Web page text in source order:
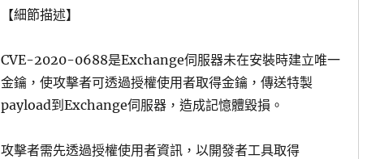
【細節描述】
CVE-2020-0688是Exchange伺服器未在安裝時建立唯一
金鑰，使攻擊者可透過授權使用者取得金鑰，傳送特製
payload到Exchange伺服器，造成記憶體毀損。
攻擊者需先透過授權使用者資訊，以開發者工具取得